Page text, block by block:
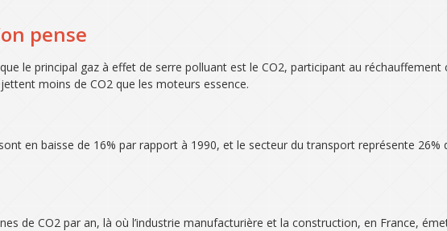
pense
le principal gaz à effet de serre polluant est le CO2, participant au réchauffement
moins de CO2 que les moteurs essence.
en baisse de 16% par rapport à 1990, et le secteur du transport représente
de CO2 par an, là où l’industrie manufacturière et la construction, en France,